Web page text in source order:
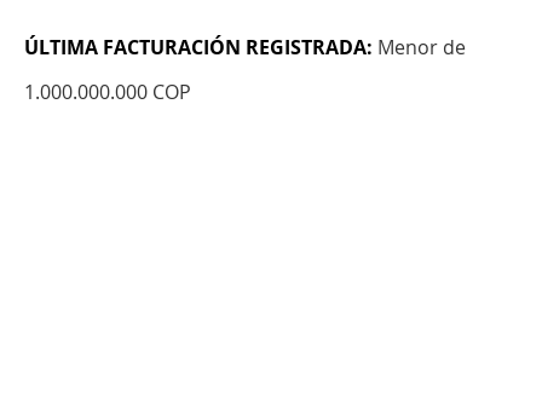
ÚLTIMA FACTURACIÓN REGISTRADA: Menor de
1.000.000.000 COP